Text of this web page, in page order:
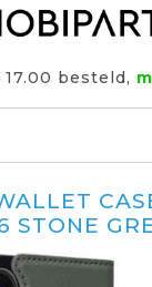
17.00 besteld,
STONE